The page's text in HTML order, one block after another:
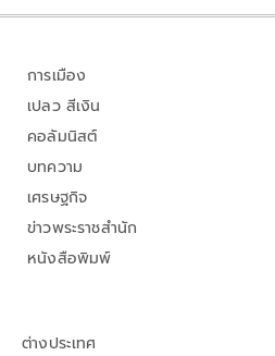
การเมือง
เปลว สีเงิน
คอลัมนิสต์
บทความ
เศรษฐกิจ
ข่าวพระราชสำนัก
หนังสือพิมพ์
ต่างประเทศ